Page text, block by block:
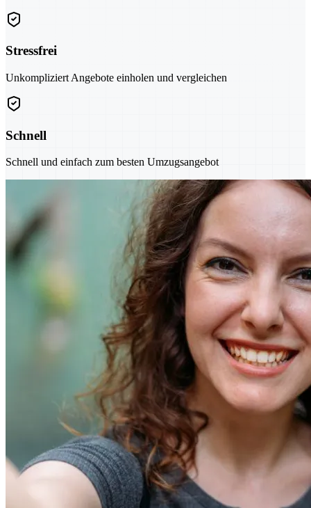
Stressfrei
Unkompliziert Angebote einholen und vergleichen
Schnell
Schnell und einfach zum besten Umzugsangebot